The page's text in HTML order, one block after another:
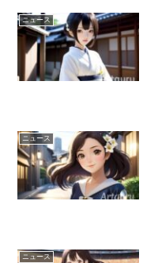
ニュース
ニュース
ニュース